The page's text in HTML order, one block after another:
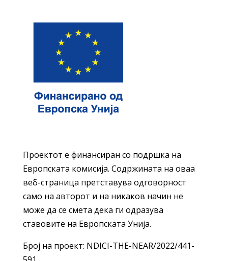
Проектот е финансиран со подршка на
Европската комисија. Содржината на оваа
веб-страница претставува одговорност
само на авторот и на никаков начин не
може да се смета дека ги одразува
ставовите на Европската Унија.
Број на проект: NDICI-THE-NEAR/2022/441-